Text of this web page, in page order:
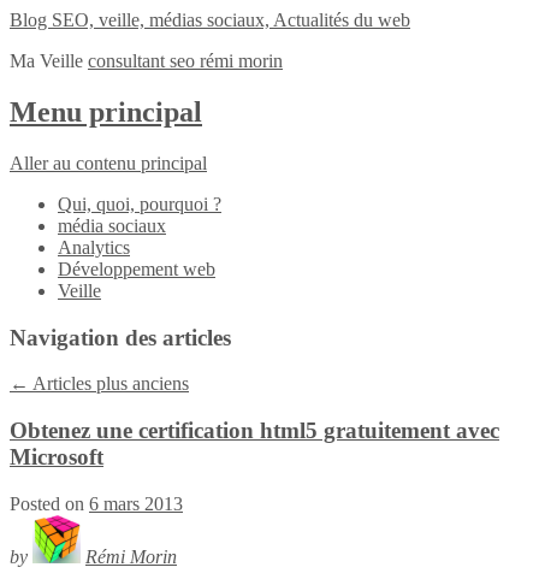
Blog SEO, veille, médias sociaux, Actualités du web
Ma Veille consultant seo rémi morin
Menu principal
Aller au contenu principal
Qui, quoi, pourquoi ?
média sociaux
Analytics
Développement web
Veille
Navigation des articles
← Articles plus anciens
Obtenez une certification html5 gratuitement avec
Microsoft
Posted on 6 mars 2013
by
Rémi Morin